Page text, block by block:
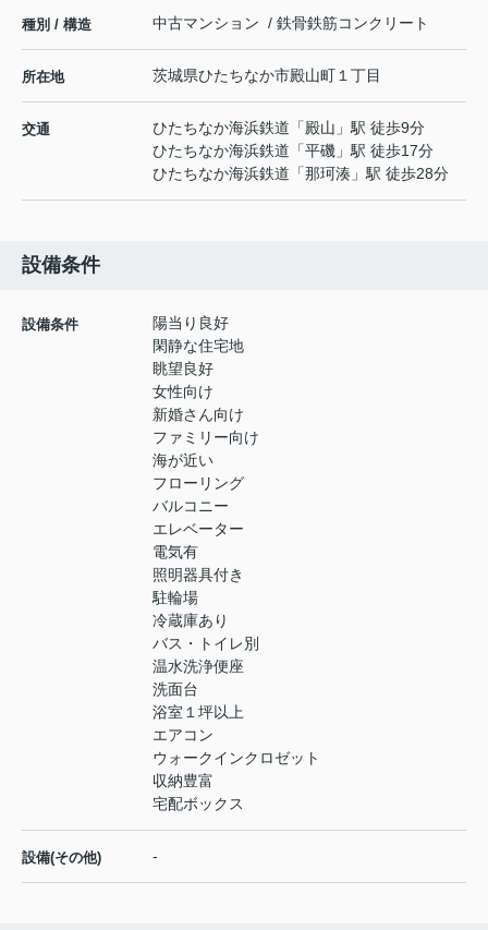
種別 / 構造 中古マンション / 鉄骨鉄筋コンクリート
所在地 茨城県ひたちなか市殿山町１丁目
交通 ひたちなか海浜鉄道 「殿山 」駅 徒歩9分
ひたちなか海浜鉄道 「平磯 」駅 徒歩17分
ひたちなか海浜鉄道 「那珂湊 」駅 徒歩28分
設備条件
設備条件
陽当り良好
閑静な住宅地
眺望良好
女性向け
新婚さん向け
ファミリー向け
海が近い
フローリング
バルコニー
エレベーター
電気有
照明器具付き
駐輪場
冷蔵庫あり
バス・トイレ別
温水洗浄便座
洗面台
浴室１坪以上
エアコン
ウォークインクロゼット
収納豊富
宅配ボックス
設備(その他) -